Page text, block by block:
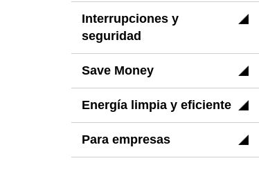
Interrupciones y
seguridad
Save Money
Energía limpia y eficiente
Para empresas